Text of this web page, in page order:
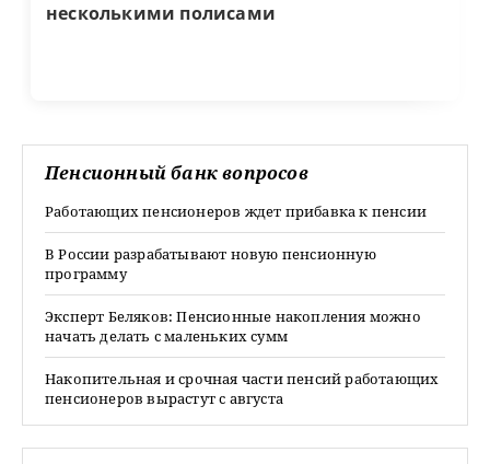
несколькими полисами
Пенсионный банк вопросов
Работающих пенсионеров ждет прибавка к пенсии
В России разрабатывают новую пенсионную
программу
Эксперт Беляков: Пенсионные накопления можно
начать делать с маленьких сумм
Накопительная и срочная части пенсий работающих
пенсионеров вырастут с августа